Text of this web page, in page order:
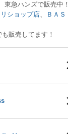
急ハンズで販売中！
ショップ店、
ＢＡＳ
も販売してます！